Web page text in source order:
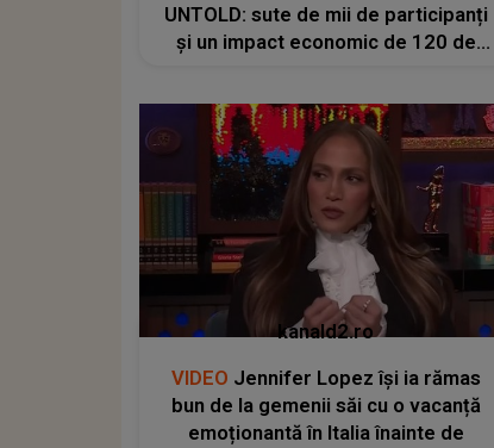
UNTOLD: sute de mii de participanți
și un impact economic de 120 de
kanald2.ro
VIDEO Jennifer Lopez își ia rămas
bun de la gemenii săi cu o vacanță
emoționantă în Italia înainte de